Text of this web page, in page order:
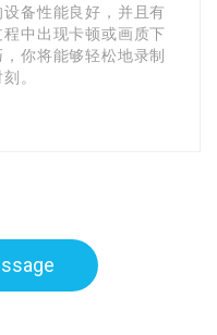
备性能良好，并且有
中出现卡顿或画质下
你将能够轻松地录制
。